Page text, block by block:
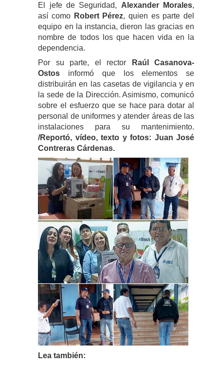
El jefe de Seguridad, Alexander Morales,
así como Robert Pérez, quien es parte del
equipo en la instancia, dieron las gracias en
nombre de todos los que hacen vida en la
dependencia.
Por su parte, el rector
Raúl Casanova-
Ostos informó que los elementos se
distribuirán en las casetas de vigilancia y en
la sede de la Dirección. Asimismo, comunicó
sobre el esfuerzo que se hace para dotar al
personal de uniformes y atender áreas de las
instalaciones para su mantenimiento.
/Reportó, vídeo, texto y fotos: Juan José
Contreras Cárdenas.
Lea también: